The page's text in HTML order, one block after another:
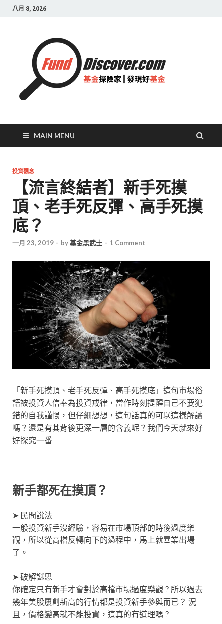
八月 8, 2026
發現
好基
MAIN MENU
投資觀念
【流言終結者】新手死摸
頂、老手死反彈、高手死摸
底？
一月 23, 2019 - by基金黑武士 - 1 Comment
「新手死摸頂、老手死反彈、高手死摸底」這句市場俗
語被投資人信奉為投資戒律，當作時刻提醒自己不要犯
錯的自我謹惕，但仔細想想，這句話真的可以這樣解讀
嗎？還是有其背後更深一層的含義呢？我們今天就來好
好探究一番！
新手都死在摸頂？
➤ 民間說法
一般投資新手沒經驗，容易在市場頂部的時後過度樂
觀，所以從高檔反轉向下的過程中，馬上就畢業出場
了。
➤ 破解謎思
你確定只有新手才會對於高檔市場過度樂觀？所以過去
幾年美股屢創新高的行情都是投資新手參與而已？ 況
且，價格變高就不能投資，這真的有道理嗎？